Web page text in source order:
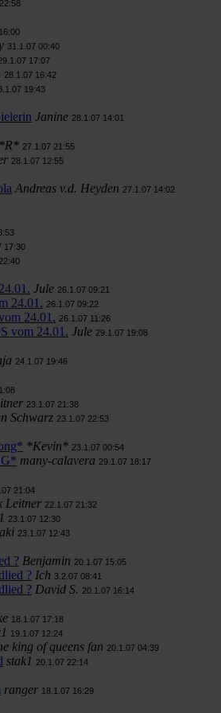
31.1.07 00:40
17:07
28.1.07 16:42
19:43
Janine 28.1.07 14:01
27.1.07 21:55
28.1.07 12:55
Andreas v.d. Heyden 27.1.07 14:02
17:30
Jule 26.1.07 09:21
24.01. 26.1.07 09:22
24.01. 26.1.07 11:26
vom 24.01. Jule 29.1.07 19:08
24.1.07 19:46
23.1.07 21:38
Schwarz 23.1.07 22:53
*Kevin* 23.1.07 00:54
many-calavera 29.1.07 18:17
21:04
Leitner 22.1.07 21:32
23.1.07 12:30
23.1.07 12:43
? Benjamin 20.1.07 15:05
? Ich 3.2.07 08:41
? David S. 20.1.07 16:14
18.1.07 17:18
19.1.07 12:24
king of queens fan 20.1.07 04:39
stak1 20.1.07 22:14
ranger 18.1.07 16:29